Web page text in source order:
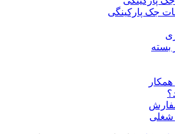
جک پارکینگی
بسته